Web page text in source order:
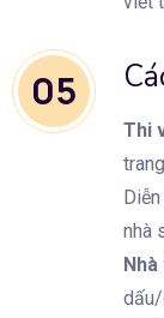
05
Thi
nhà
dấu/